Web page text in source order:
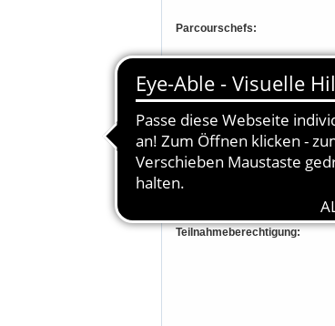
Parcourschefs:
Richter:
Teilnahmeberechtigung: